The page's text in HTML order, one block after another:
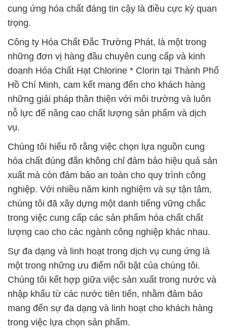
cung ứng hóa chất đáng tin cậy là điều cực kỳ quan
trọng.
Công ty Hóa Chất Đắc Trường Phát, là một trong
những đơn vị hàng đầu chuyên cung cấp và kinh
doanh Hóa Chất Hạt Chlorine * Clorin tại Thành Phố
Hồ Chí Minh, cam kết mang đến cho khách hàng
những giải pháp thân thiện với môi trường và luôn
nỗ lực để nâng cao chất lượng sản phẩm và dịch
vụ.
Chúng tôi hiểu rõ rằng việc chọn lựa nguồn cung
hóa chất đúng đắn không chỉ đảm bảo hiệu quả sản
xuất mà còn đảm bảo an toàn cho quy trình công
nghiệp. Với nhiều năm kinh nghiệm và sự tận tâm,
chúng tôi đã xây dựng một danh tiếng vững chắc
trong việc cung cấp các sản phẩm hóa chất chất
lượng cao cho các ngành công nghiệp khác nhau.
Sự đa dạng và linh hoạt trong dịch vụ cung ứng là
một trong những ưu điểm nổi bật của chúng tôi.
Chúng tôi kết hợp giữa việc sản xuất trong nước và
nhập khẩu từ các nước tiên tiến, nhằm đảm bảo
mang đến sự đa dạng và linh hoạt cho khách hàng
trong việc lựa chọn sản phẩm.